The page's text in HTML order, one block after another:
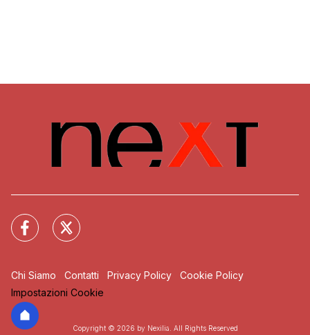
Chi Siamo Contatti Privacy Policy
Cookie Policy
Impostazioni Cookie
Copyright © 2026 by Nexilia. All Rights Reserved